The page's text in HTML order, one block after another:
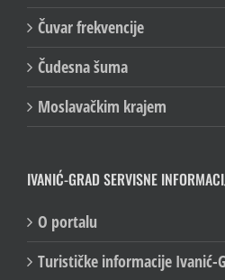
Nešto drukčije
Čuvar frekvencije
Čudesna šuma
IVANIĆ-GRAD SERVISNE INFORMACIJE
O portalu